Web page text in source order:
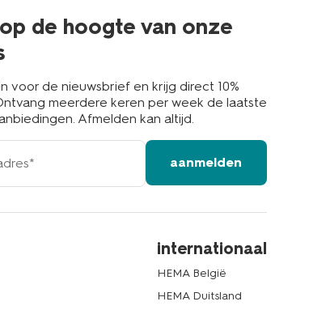
de hoogte van onze
voor de nieuwsbrief en krijg direct 10%
meerdere keren per week de laatste
Afmelden kan altijd.
aanmelden
internationaal
HEMA België
HEMA Duitsland